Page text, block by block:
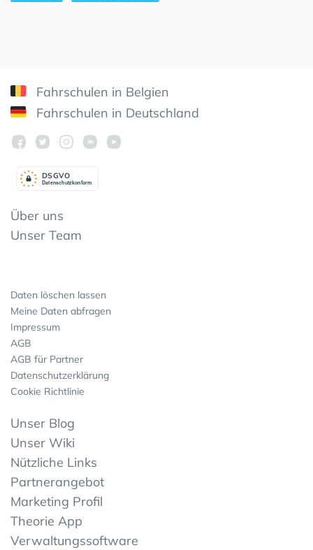
Fahrschulen in Belgien
Fahrschulen in Deutschland
Datenschutzkonform
DSGVO
Über uns
Unser Team
Daten löschen lassen
Meine Daten abfragen
Impressum
AGB
AGB für Partner
Datenschutzerklärung
Cookie Richtlinie
Unser Blog
Unser Wiki
Nützliche Links
Partnerangebot
Marketing Profil
Theorie App
Verwaltungssoftware